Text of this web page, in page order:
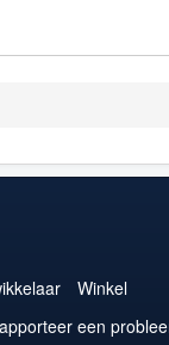
Winkel
een